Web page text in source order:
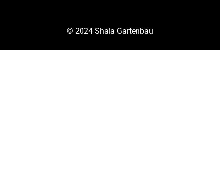
© 2024 Shala Gartenbau